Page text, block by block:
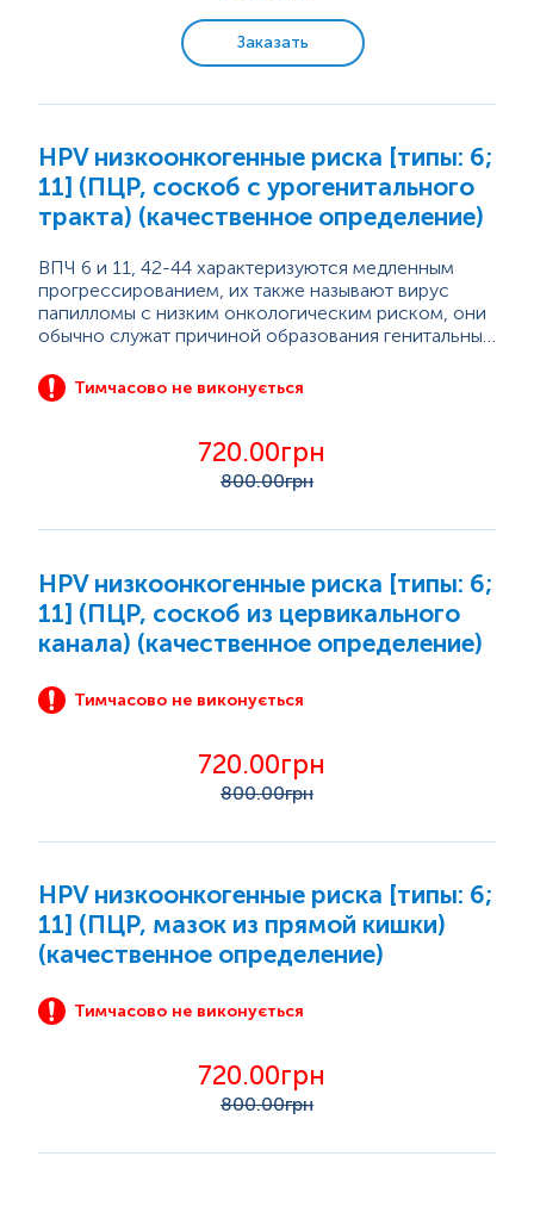
Заказать
HPV низкоонкогенные риска [типы: 6;
11] (ПЦР, соскоб с урогенитального
тракта) (качественное определение)
ВПЧ 6 и 11, 42-44 характеризуются медленным
прогрессированием, их также называют вирус
папилломы с низким онкологическим риском, они
обычно служат причиной образования генитальных
Тимчасово не виконується
720.00грн
800.00грн
HPV низкоонкогенные риска [типы: 6;
11] (ПЦР, соскоб из цервикального
канала) (качественное определение)
Тимчасово не виконується
720.00грн
800.00грн
HPV низкоонкогенные риска [типы: 6;
11] (ПЦР, мазок из прямой кишки)
(качественное определение)
Тимчасово не виконується
720.00грн
800.00грн